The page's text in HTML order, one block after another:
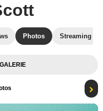
Photos Streaming